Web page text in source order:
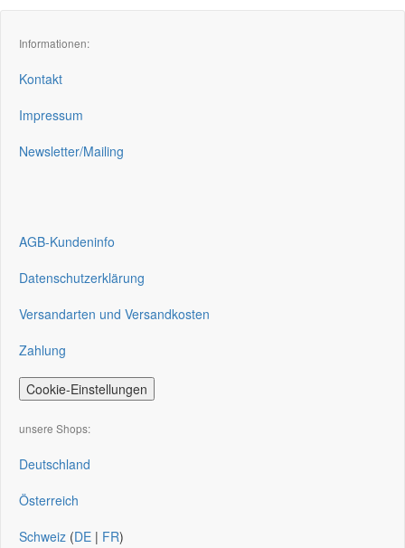
Informationen:
Kontakt
Impressum
Newsletter/Mailing
AGB-Kundeninfo
Datenschutzerklärung
Versandarten und Versandkosten
Zahlung
Cookie-Einstellungen
unsere Shops:
Deutschland
Österreich
Schweiz (DE | FR)